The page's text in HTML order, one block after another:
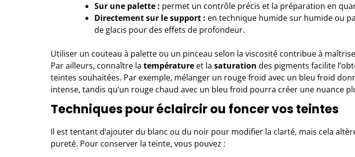
Sur une palette : permet un contrôle précis et la préparation en
Directement sur le support : en technique humide sur humide ou
de glacis pour des effets de profondeur.
Utiliser un couteau à palette ou un pinceau selon la viscosité contribue à
Par ailleurs, connaître la température et la saturation des pigments facilite
teintes souhaitées. Par exemple, mélanger un rouge froid avec un bleu froid
intense, tandis qu’un rouge chaud avec un bleu froid pourra créer une nuance
Techniques pour éclaircir ou foncer vos teintes
Il est tentant d’ajouter du blanc ou du noir pour modifier la clarté, mais cela
pureté. Pour conserver la teinte, vous pouvez :